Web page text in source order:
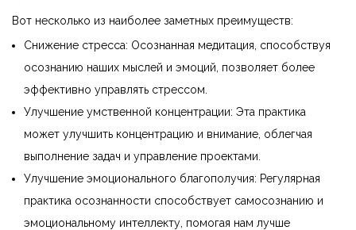
Вот несколько из наиболее заметных преимуществ:
Снижение стресса: Осознанная медитация, способствуя
осознанию наших мыслей и эмоций, позволяет более
эффективно управлять стрессом.
Улучшение умственной концентрации: Эта практика
может улучшить концентрацию и внимание, облегчая
выполнение задач и управление проектами.
Улучшение эмоционального благополучия: Регулярная
практика осознанности способствует самосознанию и
эмоциональному интеллекту, помогая нам лучше